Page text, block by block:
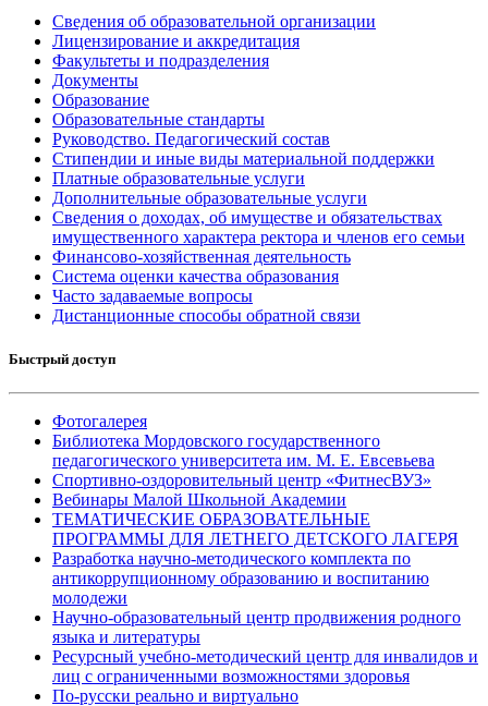
Сведения об образовательной организации
Лицензирование и аккредитация
Факультеты и подразделения
Документы
Образование
Образовательные стандарты
Руководство. Педагогический состав
Стипендии и иные виды материальной поддержки
Платные образовательные услуги
Дополнительные образовательные услуги
Сведения о доходах, об имуществе и обязательствах
имущественного характера ректора и членов его семьи
Финансово-хозяйственная деятельность
Система оценки качества образования
Часто задаваемые вопросы
Дистанционные способы обратной связи
Быстрый доступ
Фотогалерея
Библиотека Мордовского государственного
педагогического университета им. М. Е. Евсевьева
Спортивно-оздоровительный центр «ФитнесВУЗ»
Вебинары Малой Школьной Академии
ТЕМАТИЧЕСКИЕ ОБРАЗОВАТЕЛЬНЫЕ
ПРОГРАММЫ ДЛЯ ЛЕТНЕГО ДЕТСКОГО ЛАГЕРЯ
Разработка научно-методического комплекта по
антикоррупционному образованию и воспитанию
молодежи
Научно-образовательный центр продвижения родного
языка и литературы
Ресурсный учебно-методический центр для инвалидов и
лиц с ограниченными возможностями здоровья
По-русски реально и виртуально